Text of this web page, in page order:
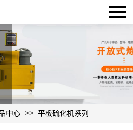
中心 >> 平板硫化机系列